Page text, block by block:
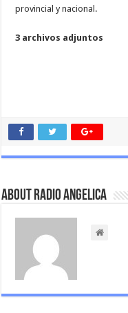
provincial y nacional.
3 archivos adjuntos
About Radio Angelica